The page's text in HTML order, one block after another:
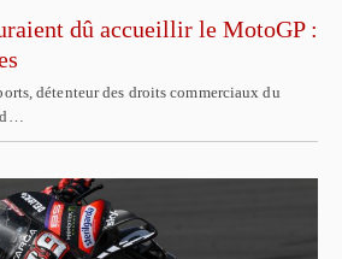
dû accueillir le MotoGP :
détenteur des droits commerciaux du